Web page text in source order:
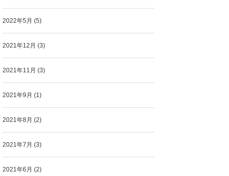
2022年5月 (5)
2021年12月 (3)
2021年11月 (3)
2021年9月 (1)
2021年8月 (2)
2021年7月 (3)
2021年6月 (2)